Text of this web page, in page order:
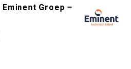
Groep –